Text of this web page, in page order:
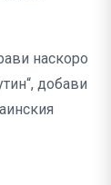
наскоро
добави